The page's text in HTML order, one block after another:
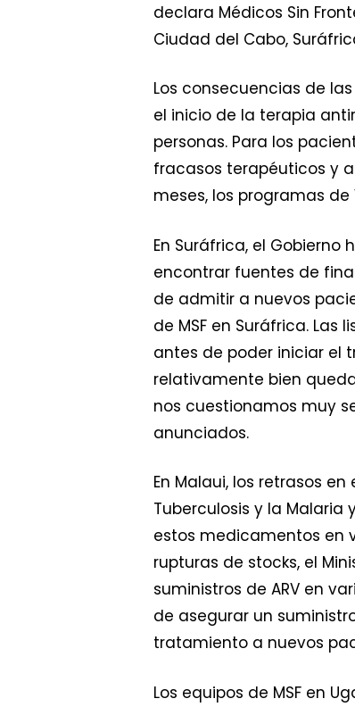
declara Médicos Sin
Ciudad del Cabo,
Los consecuencias de
el inicio de la terapia
personas. Para los
fracasos terapéuticos y
meses, los programas
En Suráfrica, el
encontrar fuentes de
de admitir a nuevos
de MSF en Suráfrica.
antes de poder iniciar el
relativamente bien
nos cuestionamos muy
anunciados.
En Malaui, los retrasos
Tuberculosis y la Malaria
estos medicamentos en
rupturas de stocks, el
suministros de ARV en
de asegurar un
tratamiento a nuevos
Los equipos de MSF en